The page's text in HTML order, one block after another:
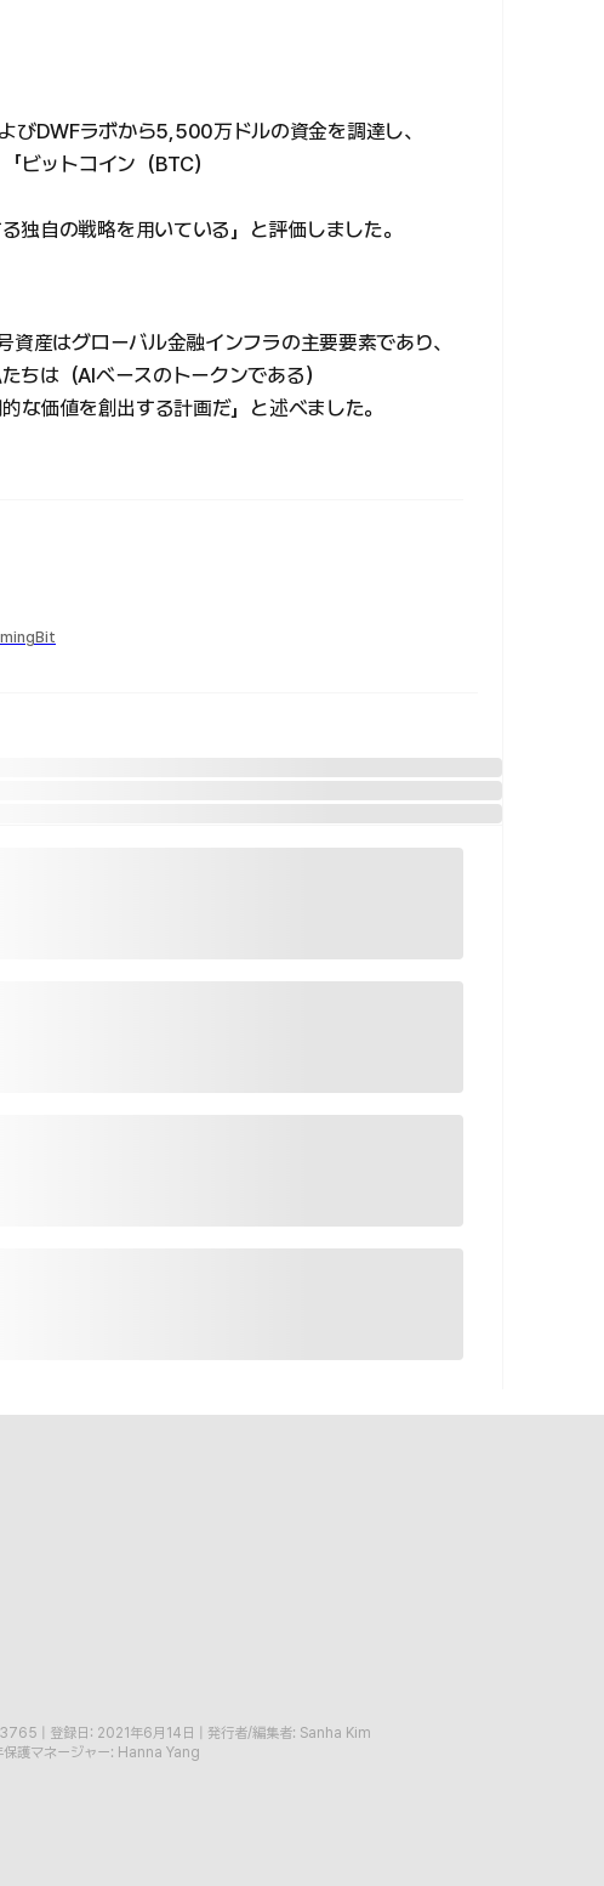
びDWFラボから5,500万ドルの資金を調達し、
ビットコイン（BTC）
独自の戦略を用いている」と評価しました。
産はグローバル金融インフラの主要要素であり、
ちは（AIベースのトークンである）
な価値を創出する計画だ」と述べました。
登録日: 2021年6月14日
発行者/編集者: Sanha Kim
保護マネージャー: Hanna Yang